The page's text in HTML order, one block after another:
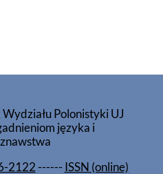
Polonistyki UJ
języka i
2122------ ISSN (online)